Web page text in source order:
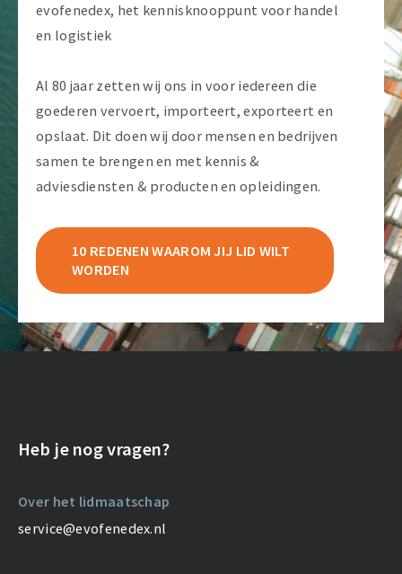
evofenedex, het kennisknooppunt voor handel
en logistiek
Al 80 jaar zetten wij ons in voor iedereen die
goederen vervoert, importeert, exporteert en
opslaat. Dit doen wij door mensen en bedrijven
samen te brengen en met kennis &
adviesdiensten & producten en opleidingen.
10 REDENEN WAAROM JIJ LID WILT
WORDEN
Heb je nog vragen?
Over het lidmaatschap
service@evofenedex.nl